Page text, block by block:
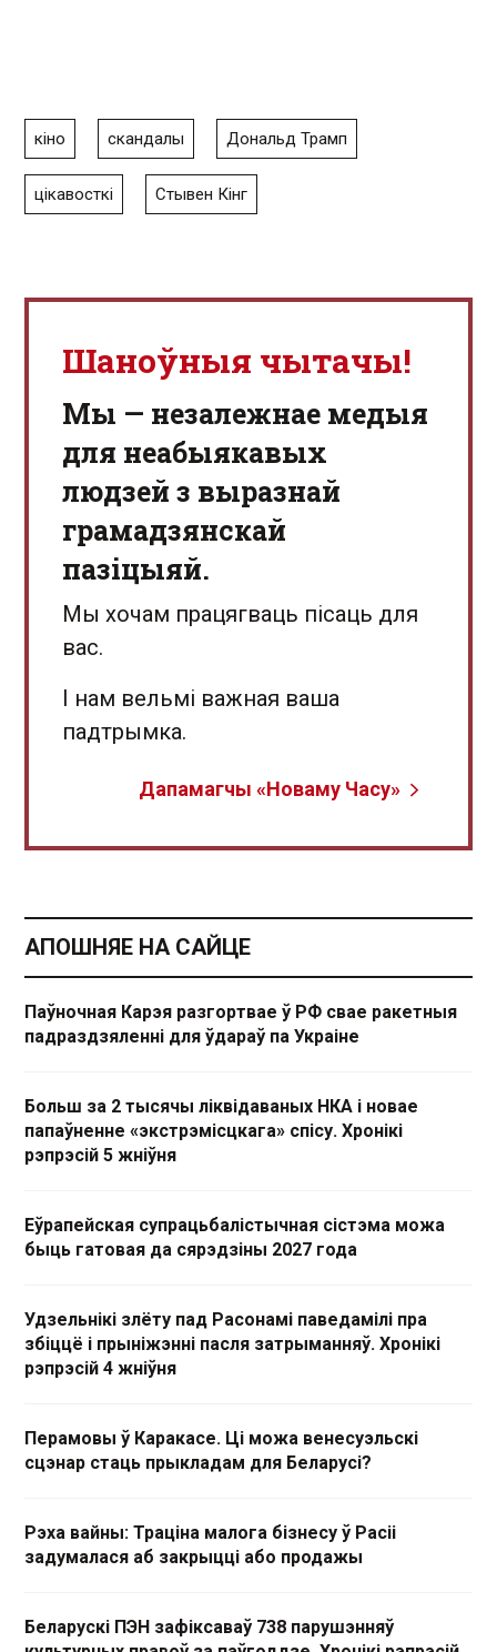
кіно скандалы Дональд Трамп
цікавосткі Стывен Кінг
Шаноўныя чытачы!
Мы — незалежнае медыя
для неабыякавых
людзей з выразнай
грамадзянскай
пазіцыяй.
Мы хочам працягваць пісаць для
вас.
І нам вельмі важная ваша
падтрымка.
Дапамагчы «Новаму Часу»
АПОШНЯЕ НА САЙЦЕ
Паўночная Карэя разгортвае ў РФ свае ракетныя
падраздзяленні для ўдараў па Украіне
Больш за 2 тысячы ліквідаваных НКА і новае
папаўненне «экстрэмісцкага» спісу. Хронікі
рэпрэсій 5 жніўня
Еўрапейская супрацьбалістычная сістэма можа
быць гатовая да сярэдзіны 2027 года
Удзельнікі злёту пад Расонамі паведамілі пра
збіццё і прыніжэнні пасля затрыманняў. Хронікі
рэпрэсій 4 жніўня
Перамовы ў Каракасе. Ці можа венесуэльскі
сцэнар стаць прыкладам для Беларусі?
Рэха вайны: Траціна малога бізнесу ў Расіі
задумалася аб закрыцці або продажы
Беларускі ПЭН зафіксаваў 738 парушэнняў